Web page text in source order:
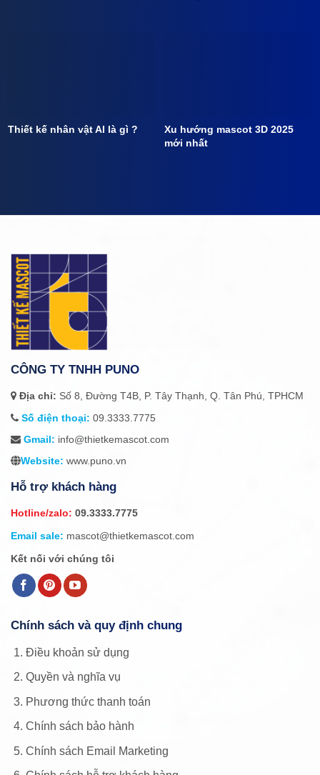
Thiết kế nhân vật AI là gì ?
Xu hướng mascot 3D 2025
mới nhất
CÔNG TY TNHH PUNO
Địa chỉ: Số 8, Đường T4B, P. Tây Thạnh, Q. Tân Phú, TPHCM
Số điện thoại: 09.3333.7775
Gmail: info@thietkemascot.com
Website: www.puno.vn
Hỗ trợ khách hàng
Hotline/zalo: 09.3333.7775
Email sale: mascot@thietkemascot.com
Kết nối với chúng tôi
Chính sách và quy định chung
Điều khoản sử dụng
Quyền và nghĩa vụ
Phương thức thanh toán
Chính sách bảo hành
Chính sách Email Marketing